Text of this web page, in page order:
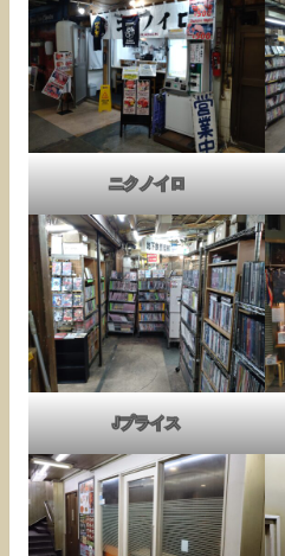
ニクノイロ
Jプライス